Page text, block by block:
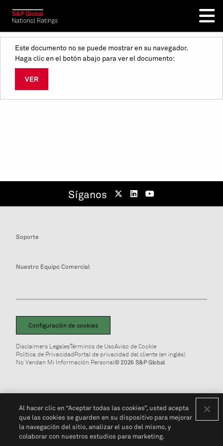
Este documento no se puede mostrar en su navegador.
Haga clic en el botón abajo para ver el documento:
VER
Síganos
Soporte
Nuestro Equipo Comercial
Configuración de cookies
Disclaimers LegalesTérminos de UsoAviso de Cookie
Política de PrivacidadPortal de privacidad del cliente (en inglés)
No Vendan Mi Información Personal© 2026 S&P Global
Al hacer clic en “Aceptar todas las cookies”, usted acepta
que las cookies se guarden en su dispositivo para mejorar
la navegación del sitio, analizar el uso del mismo, y
colaborar con nuestros estudios para marketing.